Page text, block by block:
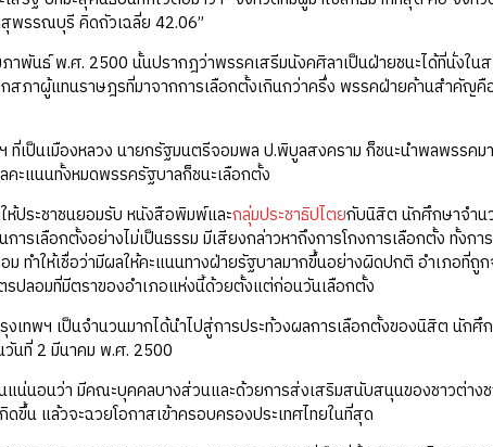
พรรณบุรี คิดถัวเฉลี่ย 42.06”
าพันธ์ พ.ศ. 2500 นั้นปรากฎว่าพรรคเสรีมนังคศิลาเป็นฝ่ายชนะได้ที่นั่งใ
สภาผู้แทนราษฎรที่มาจากการเลือกตั้งเกินกว่าครึ่ง พรรคฝ่ายค้านสำคัญ
ที่เป็นเมืองหลวง นายกรัฐมนตรีจอมพล ป.พิบูลสงคราม ก็ชนะนำพลพรรค
ะแนนทั้งหมดพรรครัฐบาลก็ชนะเลือกตั้ง
ห้ประชาชนยอมรับ หนังสือพิมพ์และกลุ่มประชาธิปไตยกับนิสิต นักศึกษาจำนว
การเลือกตั้งอย่างไม่เป็นธรรม มีเสียงกล่าวหาถึงการโกงการเลือกตั้ง ทั้งก
ม ทำให้เชื่อว่ามีผลให้คะแนนทางฝ่ายรัฐบาลมากขึ้นอย่างผิดปกติ อำเภอที่
ปลอมที่มีตราของอำเภอแห่งนี้ด้วยตั้งแต่ก่อนวันเลือกตั้ง
เทพฯ เป็นจำนวนมากได้นำไปสู่การประท้วงผลการเลือกตั้งของนิสิต นักศึ
วันที่ 2 มีนาคม พ.ศ. 2500
แน่นอนว่า มีคณะบุคคลบางส่วนและด้วยการส่งเสริมสนับสนุนของชาวต่าง
ดขึ้น แล้วจะฉวยโอกาสเข้าครอบครองประเทศไทยในที่สุด